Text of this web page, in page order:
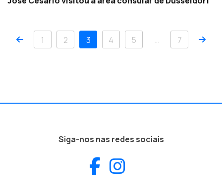
Anterior
1 2 3 4 5 … 7
Siga-nos nas redes sociais
Facebook